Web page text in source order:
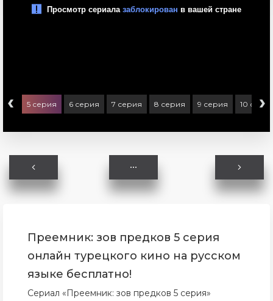
‹ 5 серия 6 серия 7 серия 8 серия 9 серия 10 ›
Преемник: зов предков 5 серия
онлайн турецкого кино на русском
языке бесплатно!
Сериал «Преемник: зов предков 5 серия»